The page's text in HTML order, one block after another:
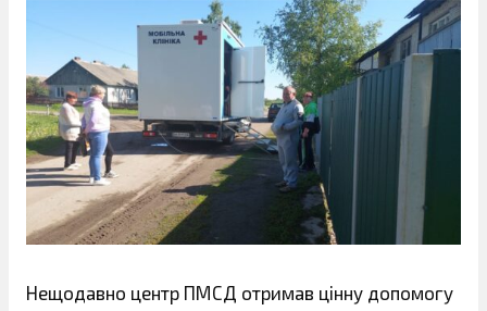
Нещодавно центр ПМСД отримав цінну допомогу